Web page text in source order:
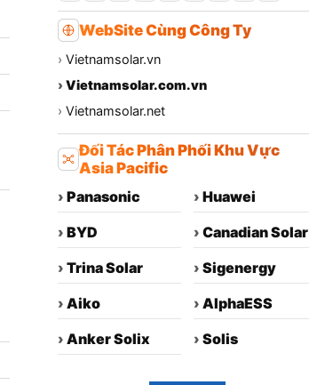
WebSite Cùng Công Ty
› Vietnamsolar.vn
› Vietnamsolar.com.vn
› Vietnamsolar.net
Đối Tác Phân Phối Khu Vực
Asia Pacific
› Panasonic › Huawei
› BYD › Canadian Solar
› Trina Solar › Sigenergy
› Aiko › AlphaESS
› Anker Solix › Solis